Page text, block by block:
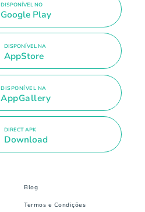
DISPONÍVEL NO
Google Play
DISPONÍVEL NA
AppStore
DISPONÍVEL NA
AppGallery
DIRECT APK
Download
Blog
Termos e Condições